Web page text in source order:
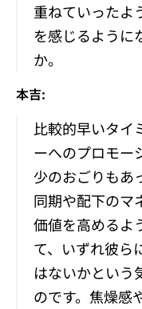
重ねていったよ
を感じるように
か。
本吉:
比較的早いタイ
ーへのプロモー
少のおごりもあ
同期や配下のマ
価値を高めるよ
て、いずれ彼ら
はないかという
のです。焦燥感